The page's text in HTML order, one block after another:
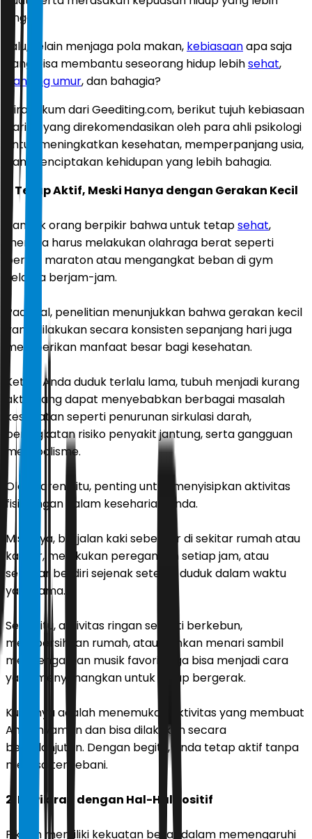
tinggi.
Lalu, selain menjaga pola makan, kebiasaanapa saja
yang bisa membantu seseorang hidup lebihsehat,
panjang umur, dan bahagia?
Dirangkum dari Geediting.com, berikut tujuh kebiasaan
harian yang direkomendasikan oleh para ahli psikologi
untuk meningkatkan kesehatan, memperpanjang usia,
dan menciptakan kehidupan yang lebih bahagia.
1. Tetap Aktif, Meski Hanya dengan Gerakan Kecil
Banyak orang berpikir bahwa untuk tetapsehat,
mereka harus melakukan olahraga berat seperti
berlari maraton atau mengangkat beban di gym
selama berjam-jam.
Padahal, penelitian menunjukkan bahwa gerakan kecil
yang dilakukan secara konsisten sepanjang hari juga
memberikan manfaat besar bagi kesehatan.
Ketika Anda duduk terlalu lama, tubuh menjadi kurang
aktif, yang dapat menyebabkan berbagai masalah
kesehatan seperti penurunan sirkulasi darah,
peningkatan risiko penyakit jantung, serta gangguan
metabolisme.
Oleh karena itu, penting untuk menyisipkan aktivitas
fisik ringan dalam keseharian Anda.
Misalnya, berjalan kaki sebentar di sekitar rumah atau
kantor, melakukan peregangan setiap jam, atau
sekadar berdiri sejenak setelah duduk dalam waktu
yang lama.
Selain itu, aktivitas ringan seperti berkebun,
membersihkan rumah, atau bahkan menari sambil
mendengarkan musik favorit juga bisa menjadi cara
yang menyenangkan untuk tetap bergerak.
Kuncinya adalah menemukan aktivitas yang membuat
Anda nyaman dan bisa dilakukan secara
berkelanjutan. Dengan begitu, Anda tetap aktif tanpa
merasa terbebani.
2. Isi Pikiran dengan Hal-Hal Positif
Pikiran memiliki kekuatan besar dalam memengaruhi